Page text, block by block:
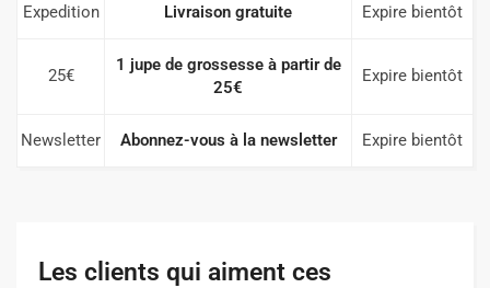
Expedition Livraison gratuite Expire bientôt
25€
1 jupe de grossesse à partir de
25€
Expire bientôt
Newsletter Abonnez-vous à la newsletter Expire bientôt
Les clients qui aiment ces